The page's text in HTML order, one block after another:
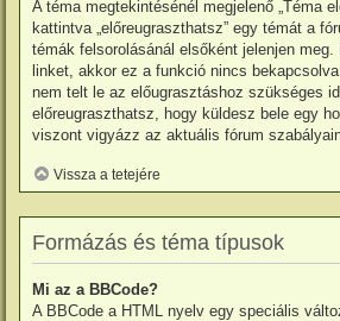
A téma megtekintésénél megjelenő „Téma
kattintva „előreugraszthatsz” egy témát a
témák felsorolásánál elsőként jelenjen
linket, akkor ez a funkció nincs
nem telt le az előugrasztáshoz szükséges
előreugraszthatsz, hogy küldesz bele egy
viszont vigyázz az aktuális fórum
Vissza a tetejére
Formázás és téma típusok
Mi az a BBCode?
A BBCode a HTML nyelv egy speciális